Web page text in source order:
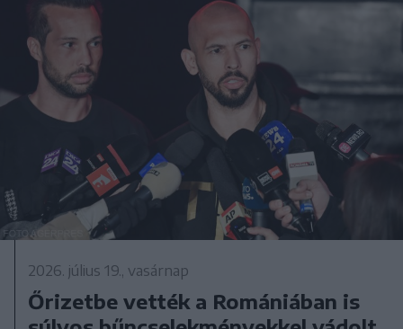
2026. július 19., vasárnap
Őrizetbe vették a Romániában is